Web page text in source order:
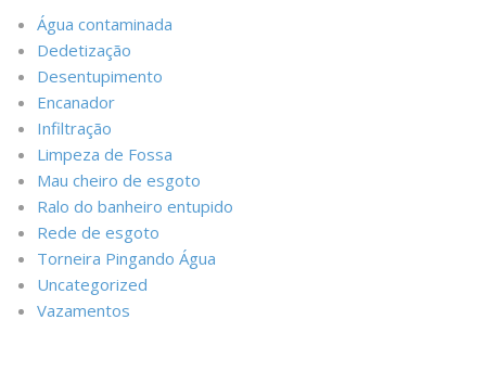
Água contaminada
Dedetização
Desentupimento
Encanador
Infiltração
Limpeza de Fossa
Mau cheiro de esgoto
Ralo do banheiro entupido
Rede de esgoto
Torneira Pingando Água
Uncategorized
Vazamentos